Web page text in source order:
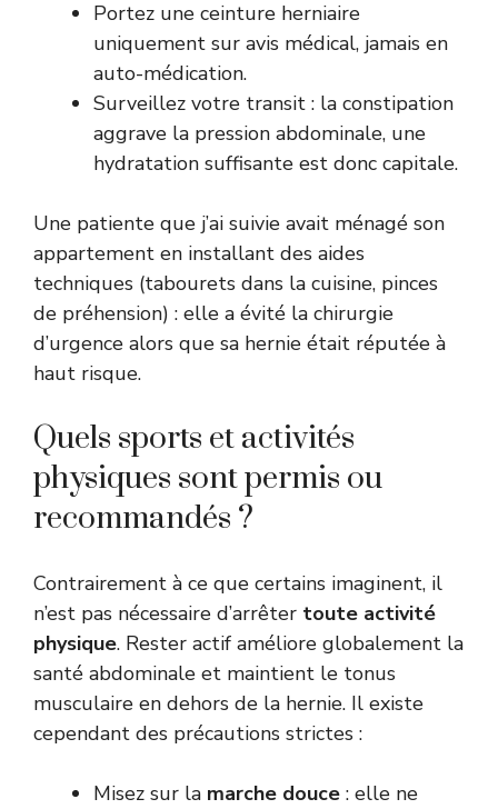
Portez une ceinture herniaire
uniquement sur avis médical, jamais en
auto-médication.
Surveillez votre transit : la constipation
aggrave la pression abdominale, une
hydratation suffisante est donc capitale.
Une patiente que j’ai suivie avait ménagé son
appartement en installant des aides
techniques (tabourets dans la cuisine, pinces
de préhension) : elle a évité la chirurgie
d’urgence alors que sa hernie était réputée à
haut risque.
Quels sports et activités
physiques sont permis ou
recommandés ?
Contrairement à ce que certains imaginent, il
n’est pas nécessaire d’arrêter toute activité
physique. Rester actif améliore globalement la
santé abdominale et maintient le tonus
musculaire en dehors de la hernie. Il existe
cependant des précautions strictes :
Misez sur la marche douce : elle ne